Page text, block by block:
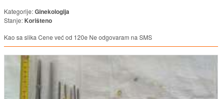
Kategorije:Ginekologija
Stanje: Korišteno
Kao sa slika Cene već od 120e Ne odgovaram na SMS